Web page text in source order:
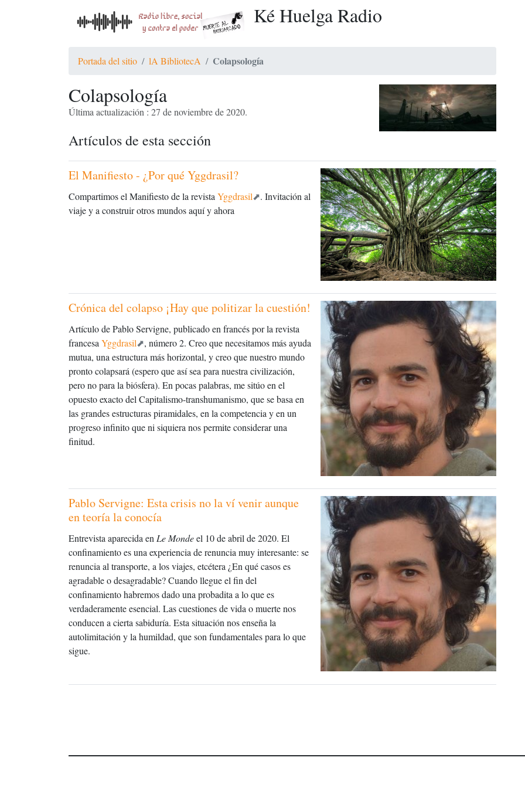
Ké Huelga Radio
Portada del sitio lA BibliotecA Colapsología
Colapsología
Última actualización : 27 de noviembre de 2020.
Artículos de esta sección
El Manifiesto - ¿Por qué Yggdrasil?
Compartimos el Manifiesto de la revista Yggdrasil
. Invitación al
viaje y a construir otros mundos aquí y ahora
Crónica del colapso ¡Hay que politizar la cuestión!
Artículo de Pablo Servigne, publicado en francés por la revista
francesa Yggdrasil
, número 2. Creo que necesitamos más ayuda
mutua, una estructura más horizontal, y creo que nuestro mundo
pronto colapsará (espero que así sea para nuestra civilización,
pero no para la biósfera). En pocas palabras, me sitúo en el
opuesto exacto del Capitalismo-transhumanismo, que se basa en
las grandes estructuras piramidales, en la competencia y en un
progreso infinito que ni siquiera nos permite considerar una
finitud.
Pablo Servigne: Esta crisis no la ví venir aunque
en teoría la conocía
Entrevista aparecida en Le Mondeel 10 de abril de 2020. El
confinamiento es una experiencia de renuncia muy interesante: se
renuncia al transporte, a los viajes, etcétera ¿En qué casos es
agradable o desagradable? Cuando llegue el fin del
confinamiento habremos dado una probadita a lo que es
verdaderamente esencial. Las cuestiones de vida o muerte nos
conducen a cierta sabiduría. Esta situación nos enseña la
autolimitación y la humildad, que son fundamentales para lo que
sigue.